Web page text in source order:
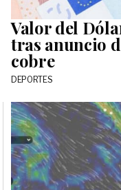
Valor del
tras anuncio
cobre
DEPORTES